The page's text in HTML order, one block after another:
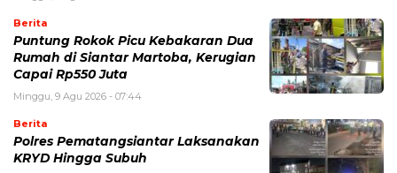
Berita
Puntung Rokok Picu Kebakaran Dua
Rumah di Siantar Martoba, Kerugian
Capai Rp550 Juta
Minggu, 9 Agu 2026 - 07:44
Berita
Polres Pematangsiantar Laksanakan
KRYD Hingga Subuh